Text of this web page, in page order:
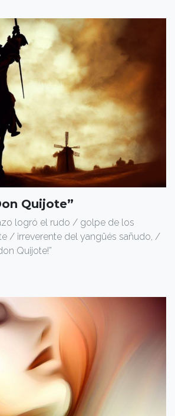
Quijote”
logró el rudo / golpe de los
/ irreverente del yangüés sañudo, /
Quijote!”